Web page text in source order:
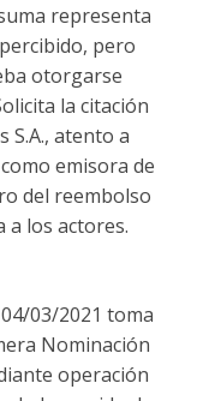
representa
pero
otorgarse
la citación
S.A., atento a
emisora de
del reembolso
a los actores.
03/2021 toma
Nominación
operación